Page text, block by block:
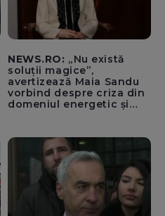
NEWS.RO: „Nu există
soluții magice”,
avertizează Maia Sandu
vorbind despre criza din
domeniul energetic și
economii: „Altfel vom
plăti tarife foarte mari”